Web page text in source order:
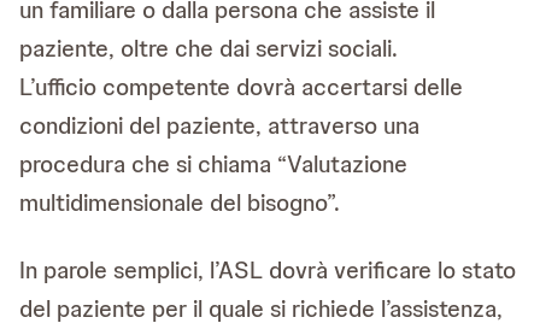
un familiare o dalla persona che assiste il
paziente, oltre che dai servizi sociali.
L’ufficio competente dovrà accertarsi delle
condizioni del paziente, attraverso una
procedura che si chiama “Valutazione
multidimensionale del bisogno”.
In parole semplici, l’ASL dovrà verificare lo stato
del paziente per il quale si richiede l’assistenza,